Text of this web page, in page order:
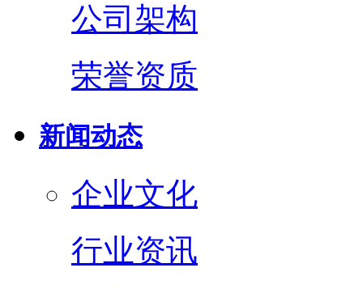
公司架构
荣誉资质
新闻动态
企业文化
行业资讯